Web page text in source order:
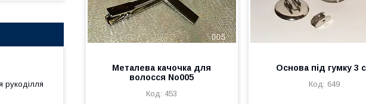
Металева качочка для
волосся No005
453
Основа під гумку 3
649
рукоділля